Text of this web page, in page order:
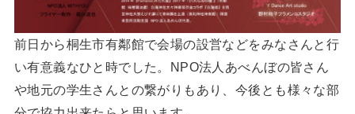
前日から桐生市有鄰館で会場の設営などをみなさんと行
い有意義なひと時でした。NPO法人あべんぼの皆さん
や地元の学生さんとの繋がりもあり、今後とも様々な部